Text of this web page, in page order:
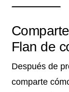
Flan de
Después de
comparte